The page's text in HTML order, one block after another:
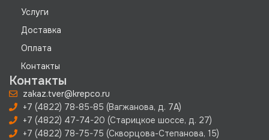
Услуги
Доставка
Оплата
Контакты
Контакты
zakaz.tver@krepco.ru
+7 (4822) 78-85-85 (Вагжанова, д. 7А)
+7 (4822) 47-74-20 (Старицкое шоссе, д. 27)
+7 (4822) 78-75-75 (Скворцова-Степанова, 15)